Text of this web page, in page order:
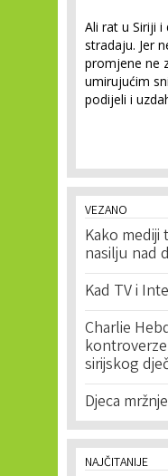
Ali rat u Siriji
stradaju. Jer
promjene ne
umirujućim
podijeli i
VEZANO
Kako mediji
nasilju nad
Kad TV i
Charlie
sirijskog
Djeca
NAJČITANIJE